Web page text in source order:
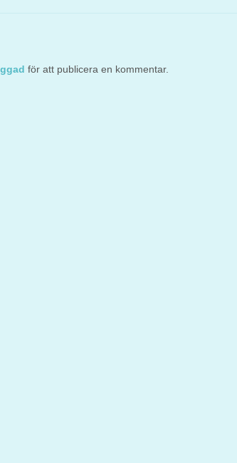
för att publicera en kommentar.